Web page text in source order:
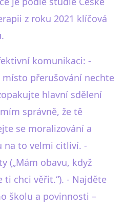
z roku 2021 klíčová
komunikaci: -
přerušování nechte
hlavní sdělení
správně, že tě
se moralizování a
na to velmi citliví. -
(„Mám obavu, když
ti chci věřit.“). - Najděte
školu a povinnosti –